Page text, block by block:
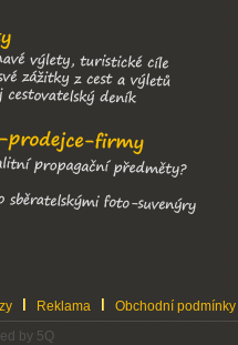
Reklama
Obchodní podmínky
by 5Q